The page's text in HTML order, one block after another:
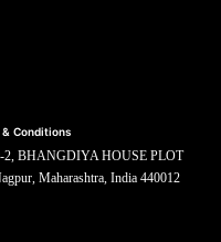
& Conditions
2, BHANGDIYA HOUSE PLOT
Maharashtra, India 440012